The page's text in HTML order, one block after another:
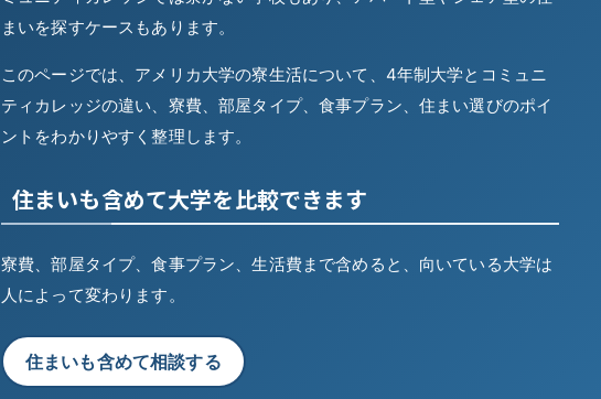
まいを探すケースもあります。
このページでは、アメリカ大学の寮生活について、4年制大学とコミュニ
ティカレッジの違い、寮費、部屋タイプ、食事プラン、住まい選びのポイ
ントをわかりやすく整理します。
住まいも含めて大学を比較できます
寮費、部屋タイプ、食事プラン、生活費まで含めると、向いている大学は
人によって変わります。
住まいも含めて相談する